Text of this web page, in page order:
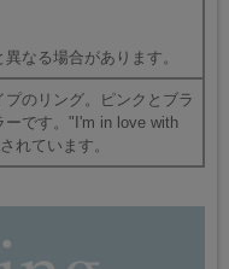
なる場合があります。
のリング。ピンクとブラ
ーです。"I'm in love with
れています。